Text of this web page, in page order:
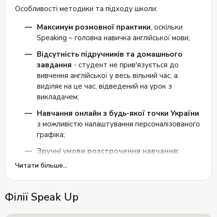
Особливості методики та підходу школи:
Максимум розмовної практики, оскільки
Speaking – головна навичка англійської мови;
Відсутність підручників та домашнього
завдання - студент не прив'язується до
вивчення англійської у весь вільний час, а
виділяє на це час, відведений на урок з
викладачем;
Навчання онлайн з будь-якої точки України
з можливістю налаштування персоналізованого
графіка;
Зручні умови розстрочення навчання:
платіть так, як вам зручно, не асоціюйте
Відгуки про Speak Up
Читати більше...
Філії Speak Up